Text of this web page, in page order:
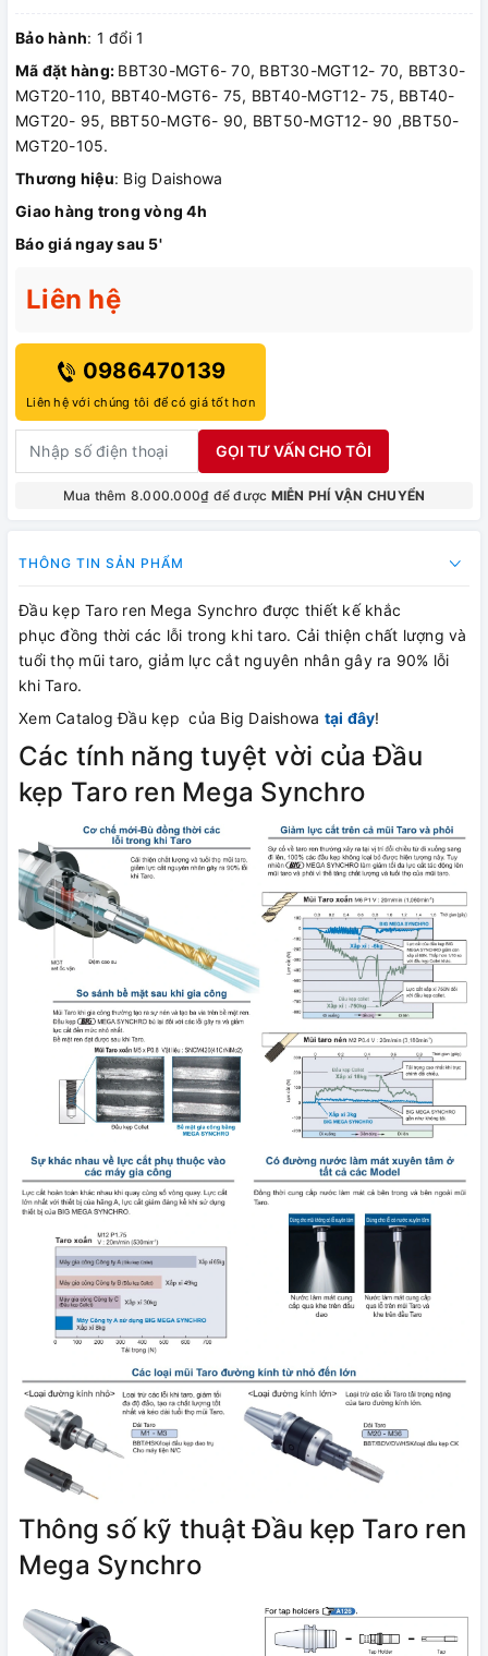
Bảo hành: 1 đổi 1
Mã đặt hàng: BBT30-MGT6- 70, BBT30-MGT12- 70, BBT30-
MGT20-110, BBT40-MGT6- 75, BBT40-MGT12- 75, BBT40-
MGT20- 95, BBT50-MGT6- 90, BBT50-MGT12- 90 ,BBT50-
MGT20-105.
Thương hiệu: Big Daishowa
Giao hàng trong vòng 4h
Báo giá ngay sau 5'
Liên hệ
0986470139
Liên hệ với chúng tôi để có giá tốt hơn
GỌI TƯ VẤN CHO TÔI
Mua thêm 8.000.000₫ để được MIỄN PHÍ VẬN CHUYỂN
THÔNG TIN SẢN PHẨM
Đầu kẹp Taro ren Mega Synchro được thiết kế khắc
phục đồng thời các lỗi trong khi taro. Cải thiện chất lượng và
tuổi thọ mũi taro, giảm lực cắt nguyên nhân gây ra 90% lỗi
khi Taro.
Xem Catalog Đầu kẹp của Big Daishowa tại đây!
Các tính năng tuyệt vời của Đầu
kẹp Taro ren Mega Synchro
Thông số kỹ thuật Đầu kẹp Taro ren
Mega Synchro